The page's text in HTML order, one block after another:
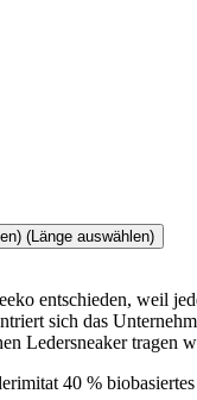
(Länge auswählen)
entschieden, weil
sich das
Ledersneaker
40 %